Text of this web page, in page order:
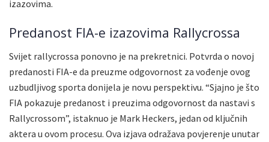
izazovima.
Predanost FIA-e izazovima Rallycrossa
Svijet rallycrossa ponovno je na prekretnici. Potvrda o novoj
predanosti FIA-e da preuzme odgovornost za vođenje ovog
uzbudljivog sporta donijela je novu perspektivu. “Sjajno je što
FIA pokazuje predanost i preuzima odgovornost da nastavi s
Rallycrossom”, istaknuo je Mark Heckers, jedan od ključnih
aktera u ovom procesu. Ova izjava odražava povjerenje unutar